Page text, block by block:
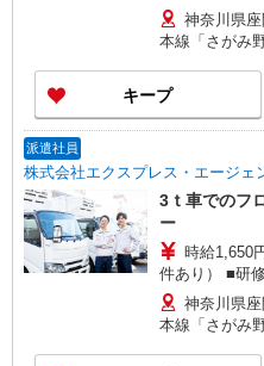
程）は、時給
す。
神奈川県
本線「さがみ
キープ
派遣社員
株式会社エクスプレス・エージェ
3ｔ車でのフ
ー
時給1,650
件あり） ■研
程）は、時給
す。
神奈川県
本線「さがみ